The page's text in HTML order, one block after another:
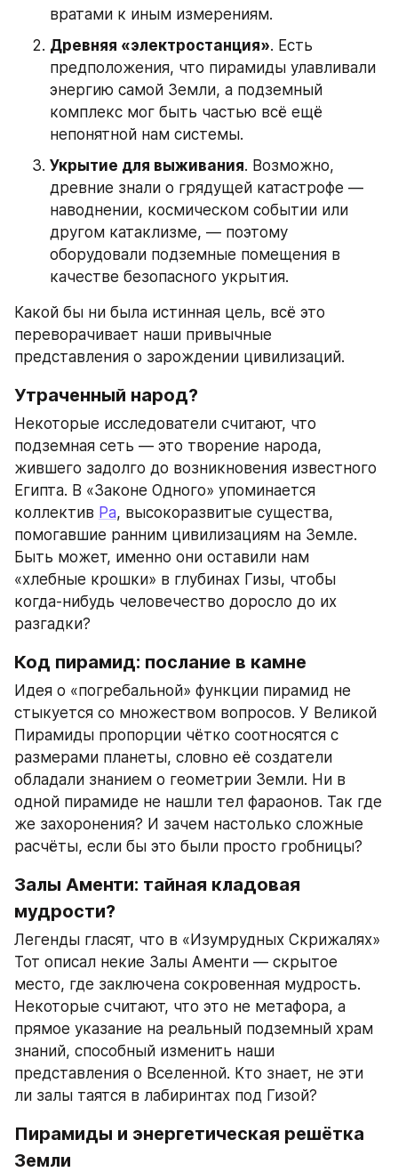
вратами к иным измерениям.
Древняя «электростанция». Есть
предположения, что пирамиды улавливали
энергию самой Земли, а подземный
комплекс мог быть частью всё ещё
непонятной нам системы.
Укрытие для выживания. Возможно,
древние знали о грядущей катастрофе —
наводнении, космическом событии или
другом катаклизме, — поэтому
оборудовали подземные помещения в
качестве безопасного укрытия.
Какой бы ни была истинная цель, всё это
переворачивает наши привычные
представления о зарождении цивилизаций.
Утраченный народ?
Некоторые исследователи считают, что
подземная сеть — это творение народа,
жившего задолго до возникновения известного
Египта. В «Законе Одного» упоминается
коллектив Ра, высокоразвитые существа,
помогавшие ранним цивилизациям на Земле.
Быть может, именно они оставили нам
«хлебные крошки» в глубинах Гизы, чтобы
когда-нибудь человечество доросло до их
разгадки?
Код пирамид: послание в камне
Идея о «погребальной» функции пирамид не
стыкуется со множеством вопросов. У Великой
Пирамиды пропорции чётко соотносятся с
размерами планеты, словно её создатели
обладали знанием о геометрии Земли. Ни в
одной пирамиде не нашли тел фараонов. Так где
же захоронения? И зачем настолько сложные
расчёты, если бы это были просто гробницы?
Залы Аменти: тайная кладовая
мудрости?
Легенды гласят, что в «Изумрудных Скрижалях»
Тот описал некие Залы Аменти — скрытое
место, где заключена сокровенная мудрость.
Некоторые считают, что это не метафора, а
прямое указание на реальный подземный храм
знаний, способный изменить наши
представления о Вселенной. Кто знает, не эти
ли залы таятся в лабиринтах под Гизой?
Пирамиды и энергетическая решётка
Земли